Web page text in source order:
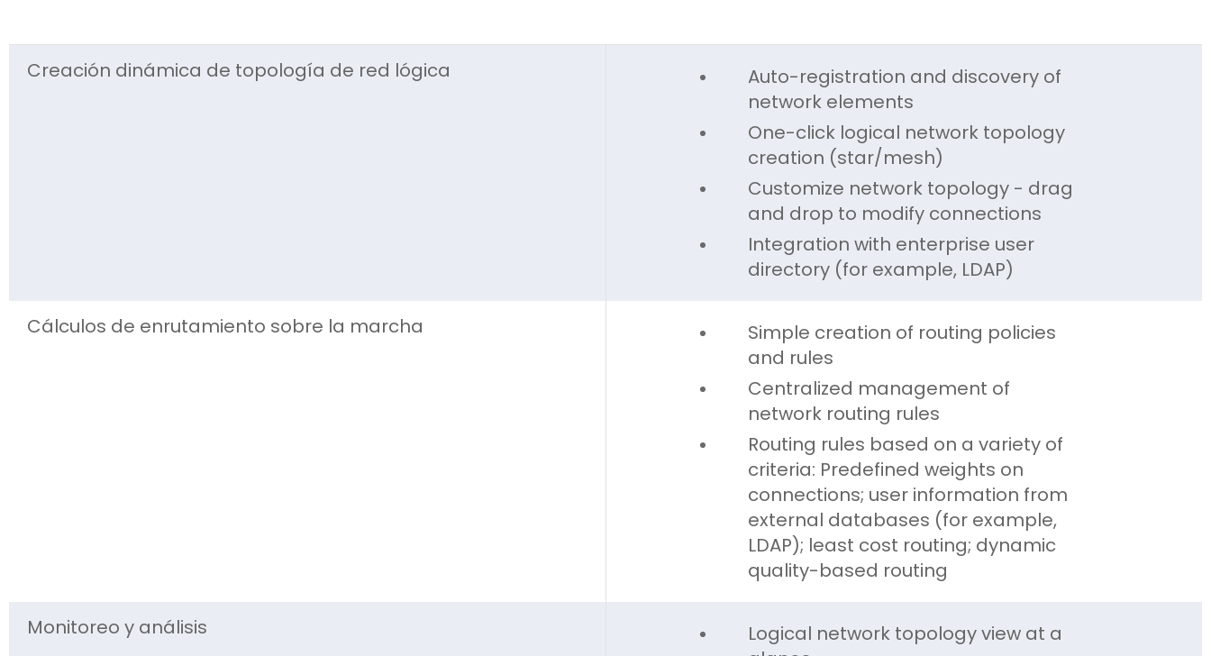
Creación dinámica de topología de red lógica
Auto-registration and discovery of
network elements
One-click logical network topology
creation (star/mesh)
Customize network topology - drag
and drop to modify connections
Integration with enterprise user
directory (for example, LDAP)
Cálculos de enrutamiento sobre la marcha
Simple creation of routing policies
and rules
Centralized management of
network routing rules
Routing rules based on a variety of
criteria: Predefined weights on
connections; user information from
external databases (for example,
LDAP); least cost routing; dynamic
quality-based routing
Monitoreo y análisis
Logical network topology view at a